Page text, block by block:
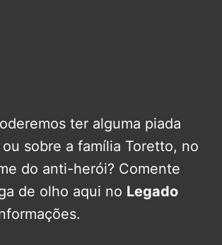
ter alguma piada
sobre a família Toretto, no
do anti-herói? Comente
de olho aqui no Legado